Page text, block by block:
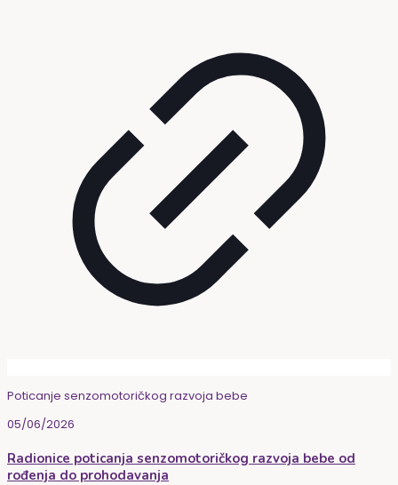
Poticanje senzomotoričkog razvoja bebe
05/06/2026
Radionice poticanja senzomotoričkog razvoja bebe od
rođenja do prohodavanja